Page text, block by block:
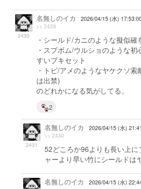
2430
名無しのイカ 2026/04/15 (水)
>> 2429
・シールド/カニのような擬似
・スプボム/ウルショのような
すいブキセット
・トピ/アメのようなヤケクソ
は出禁)
のどれかになる気がしてる。
2
2431
名無しのイカ 2026/04/15 (水)
>> 2430
52どころか96よりも長い上
ャーより早い竹にシールドは
名無しのイカ 2026/04/15 (水)